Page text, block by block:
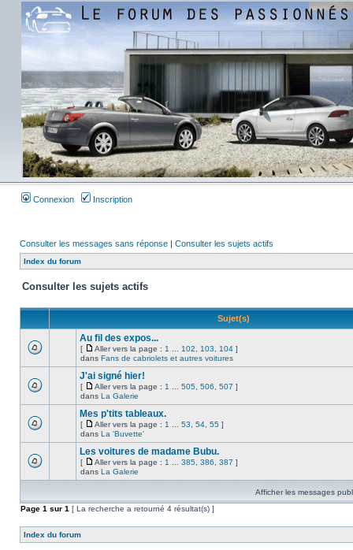
Connexion Inscription
Consulter les messages sans réponse | Consulter les sujets actifs
Index du forum
Consulter les sujets actifs
Sujet(s)
Au fil des expos...
[ Aller vers la page : 1 102 103 104 ]
dans Fans de cabriolets et autres voitures
J'ai signé hier!
[ Aller vers la page : 1 505 506 507 ]
dans La Galerie
Mes p'tits tableaux.
[ Aller vers la page : 1 53 54 55 ]
dans La 'Buvette'
Les voitures de madame Bubu.
[ Aller vers la page : 1 385 386 387 ]
dans La Galerie
Afficher les messages
Page 1 sur 1 [ La recherche a retourné 4 résultat(s) ]
Index du forum